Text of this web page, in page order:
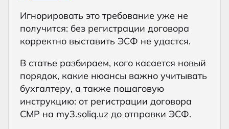
Игнорировать это требование уже не
получится: без регистрации договора
корректно выставить ЭСФ не удастся.
В статье разбираем, кого касается новый
порядок, какие нюансы важно учитывать
бухгалтеру, а также пошаговую
инструкцию: от регистрации договора
СМР на my3.soliq.uz до отправки ЭСФ.